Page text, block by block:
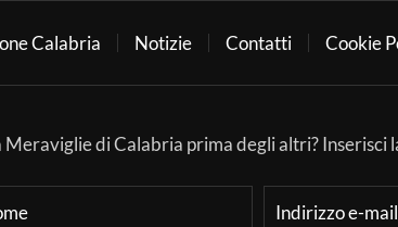
Calabria Notizie Contatti Cookie
di Calabria prima degli altri? Inserisci